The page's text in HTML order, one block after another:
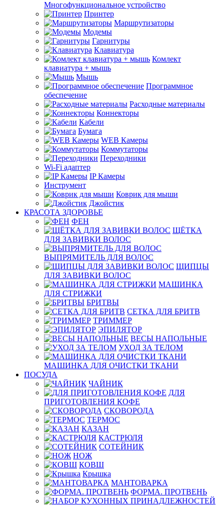
Многофункциональное устройство
Принтер
Маршрутизаторы
Модемы
Гарнитуры
Клавиатура
Комлект
клавиатура + мышь
Мышь
Программное
обеспечение
Расходные материалы
Коннекторы
Кабели
Бумага
WEB Камеры
Коммутаторы
Переходники
Wi-Fi адаптер
IP Камеры
Инструмент
Коврик для мыши
Джойстик
КРАСОТА ЗДОРОВЬЕ
ФЕН
ЩЁТКА
ДЛЯ ЗАВИВКИ ВОЛОС
ВЫПРЯМИТЕЛЬ ДЛЯ ВОЛОС
ЩИПЦЫ
ДЛЯ ЗАВИВКИ ВОЛОС
МАШИНКА
ДЛЯ СТРИЖКИ
БРИТВЫ
СЕТКА ДЛЯ БРИТВ
ТРИММЕР
ЭПИЛЯТОР
ВЕСЫ НАПОЛЬНЫЕ
УХОД ЗА ТЕЛОМ
МАШИНКА ДЛЯ ОЧИСТКИ ТКАНИ
ПОСУДА
ЧАЙНИК
ДЛЯ
ПРИГОТОВЛЕНИЯ КОФЕ
СКОВОРОДА
ТЕРМОС
КАЗАН
КАСТРЮЛЯ
СОТЕЙНИК
НОЖ
КОВШ
Крышка
МАНТОВАРКА
ФОРМА. ПРОТВЕНЬ